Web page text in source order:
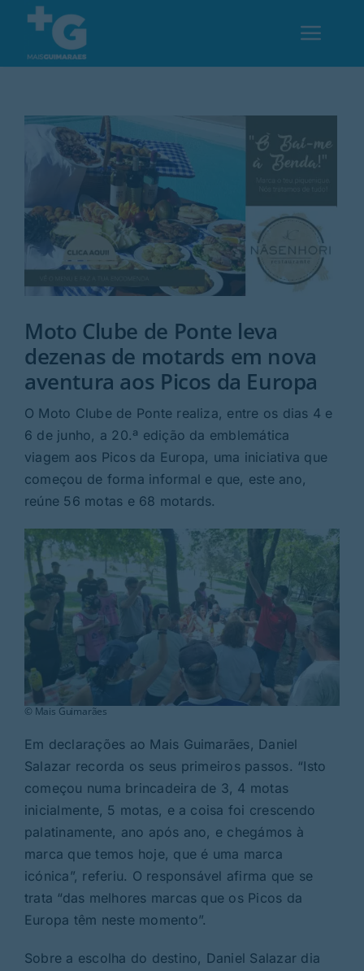
content
Desporto
Rubricas
Jornal
Revista
For:
Moto Clube de Ponte leva
dezenas de motards em nova
aventura aos Picos da Europa
O Moto Clube de Ponte realiza, entre os dias 4 e
6 de junho, a 20.ª edição da emblemática
viagem aos Picos da Europa, uma iniciativa que
começou de forma informal e que, este ano,
reúne 56 motas e 68 motards.
© Mais Guimarães
Em declarações ao Mais Guimarães, Daniel
Salazar recorda os seus primeiros passos. “Isto
começou numa brincadeira de 3, 4 motas
inicialmente, 5 motas, e a coisa foi crescendo
palatinamente, ano após ano, e chegámos à
marca que temos hoje, que é uma marca
icónica”, referiu. O responsável afirma que se
trata “das melhores marcas que os Picos da
Europa têm neste momento”.
Sobre a escolha do destino, Daniel Salazar dia